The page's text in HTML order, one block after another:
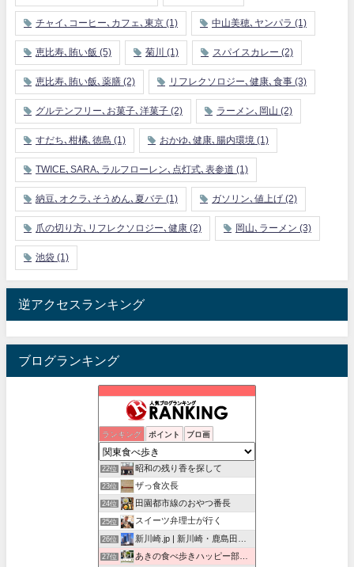
チャイ､コーヒー､カフェ､東京 (1) 中山美穂､ヤンパラ (1)
恵比寿､賄い飯 (5) 菊川 (1) スパイスカレー (2)
恵比寿､賄い飯､薬膳 (2) リフレクソロジー､健康､食事 (3)
グルテンフリー､お菓子､洋菓子 (2) ラーメン､岡山 (2)
すだち､柑橘､徳島 (1) おかゆ､健康､腸内環境 (1)
TWICE､SARA､ラルフローレン､点灯式､表参道 (1)
納豆､オクラ､そうめん､夏バテ (1) ガソリン､値上げ (2)
爪の切り方､リフレクソロジー､健康 (2) 岡山､ラーメン (3)
池袋 (1)
逆アクセスランキング
ブログランキング
ランキング ポイント ブロ画
20位 パラリーガルの食べ歩き日記
21位 東京たべある記
22位 昭和の残り香を探して
23位 ザっ食次長
24位 田園都市線のおやつ番長
25位 スイーツ弁理士が行く
26位 新川崎.jp | 新川崎・鹿島田の地域情報配信中！
27位 あきの食べ歩きハッピー部｜東長崎・西武池袋線沿線グルメ